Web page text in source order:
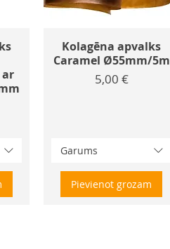
Kolagēna apvalks
Caramel Ø55mm/5m
Cena
5,00 €
Garums
Pievienot grozam